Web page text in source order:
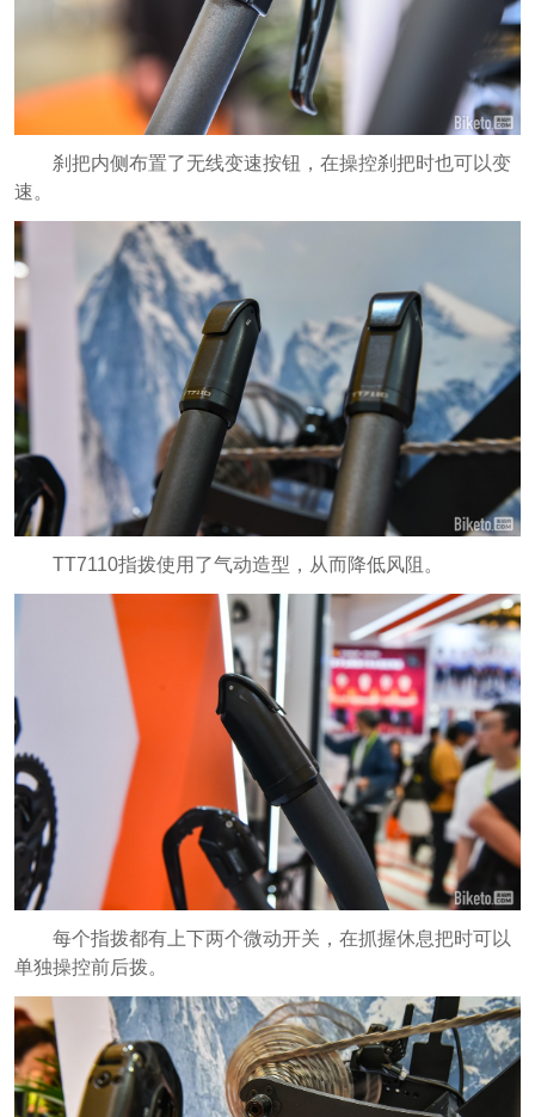
刹把内侧布置了无线变速按钮，在操控刹把时也可以变
速。
TT7110指拨使用了气动造型，从而降低风阻。
每个指拨都有上下两个微动开关，在抓握休息把时可以
单独操控前后拨。